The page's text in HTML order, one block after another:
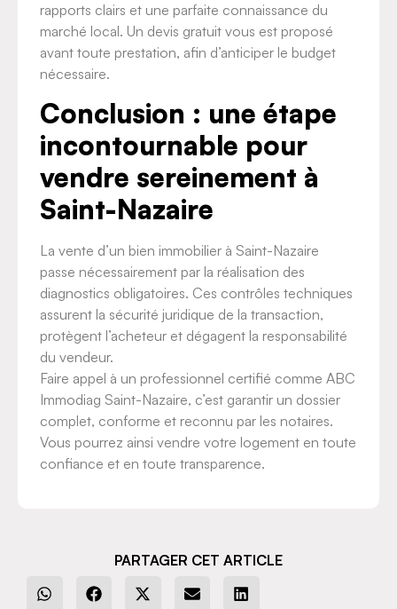
rapports clairs et une parfaite connaissance du
marché local. Un devis gratuit vous est proposé
avant toute prestation, afin d’anticiper le budget
nécessaire.
Conclusion : une étape
incontournable pour
vendre sereinement à
Saint-Nazaire
La vente d’un bien immobilier à Saint-Nazaire
passe nécessairement par la réalisation des
diagnostics obligatoires. Ces contrôles techniques
assurent la sécurité juridique de la transaction,
protègent l’acheteur et dégagent la responsabilité
du vendeur.
Faire appel à un professionnel certifié comme ABC
Immodiag Saint-Nazaire, c’est garantir un dossier
complet, conforme et reconnu par les notaires.
Vous pourrez ainsi vendre votre logement en toute
confiance et en toute transparence.
PARTAGER CET ARTICLE